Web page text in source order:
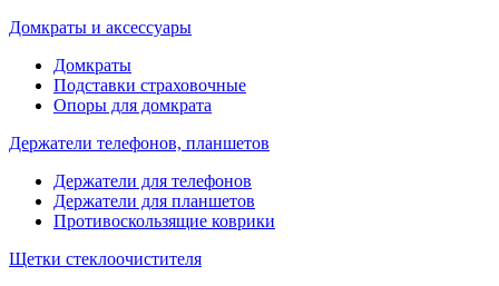
Домкраты и аксессуары
Домкраты
Подставки страховочные
Опоры для домкрата
Держатели телефонов, планшетов
Держатели для телефонов
Держатели для планшетов
Противоскользящие коврики
Щетки стеклоочистителя